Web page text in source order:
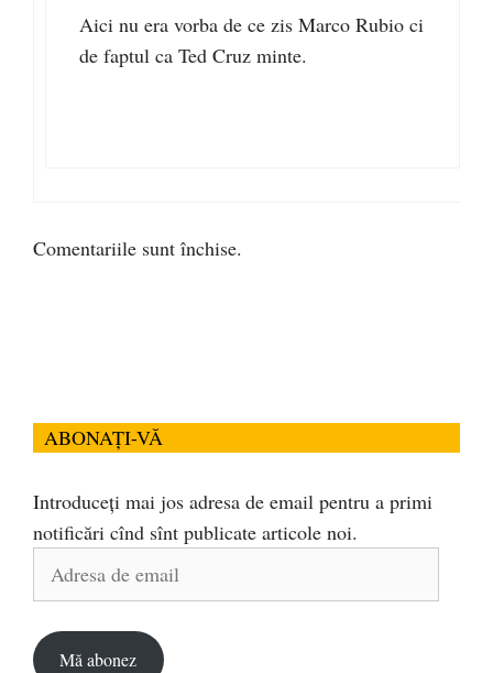
Aici nu era vorba de ce zis Marco Rubio ci
de faptul ca Ted Cruz minte.
Comentariile sunt închise.
ABONAȚI-VĂ
Introduceți mai jos adresa de email pentru a primi
notificări cînd sînt publicate articole noi.
Adresa
Mă abonez